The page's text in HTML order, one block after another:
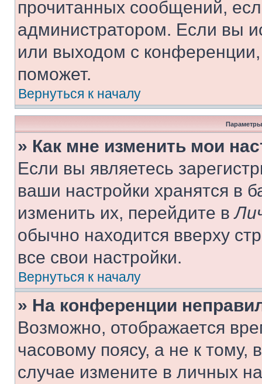
прочитанных сообщений,
администратором. Если вы
или выходом с
поможет.
Вернуться к началу
Параметры
» Как мне изменить мои
Если вы являетесь
ваши настройки хранятся в
изменить их, перейдите в
обычно находится вверху
все свои настройки.
Вернуться к началу
» На конференции
Возможно, отображается
часовому поясу, а не к тому,
случае измените в личных